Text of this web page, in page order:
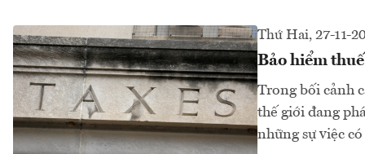
Thứ Hai, 27-11-
Bảo hiểm
Trong bối cảnh
thế giới đang
những sự việc